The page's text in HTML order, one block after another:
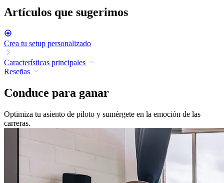
Artículos que sugerimos
Crea tu setup personalizado
Características principales
Reseñas
Conduce para ganar
Optimiza tu asiento de piloto y sumérgete en la emoción de las
carreras.